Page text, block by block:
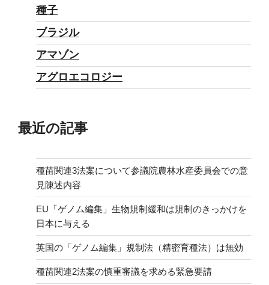
種子
ブラジル
アマゾン
アグロエコロジー
最近の記事
種苗関連3法案について参議院農林水産委員会での意
見陳述内容
EU「ゲノム編集」生物規制緩和は規制のきっかけを
日本に与える
英国の「ゲノム編集」規制法（精密育種法）は無効
種苗関連2法案の慎重審議を求める緊急要請